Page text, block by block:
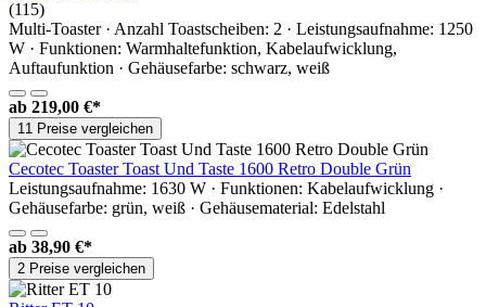
(115)
Multi-Toaster · Anzahl Toastscheiben: 2 · Leistungsaufnahme: 1250
W · Funktionen: Warmhaltefunktion, Kabelaufwicklung,
Auftaufunktion · Gehäusefarbe: schwarz, weiß
ab 219,00 €*
11 Preise vergleichen
Cecotec Toaster Toast Und Taste 1600 Retro Double Grün
Leistungsaufnahme: 1630 W · Funktionen: Kabelaufwicklung ·
Gehäusefarbe: grün, weiß · Gehäusematerial: Edelstahl
ab 38,90 €*
2 Preise vergleichen